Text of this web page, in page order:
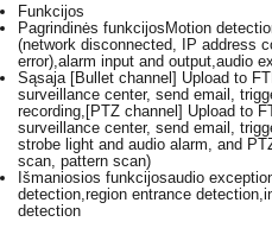
Funkcijos
Pagrindinės funkcijosMotion
(network disconnected, IP address
error),alarm input and output,audio
Sąsaja [Bullet channel] Upload to
surveillance center, send email,
recording,[PTZ channel] Upload to
surveillance center, send email,
strobe light and audio alarm, and
scan, pattern scan)
Išmaniosios funkcijosaudio
detection,region entrance
detection